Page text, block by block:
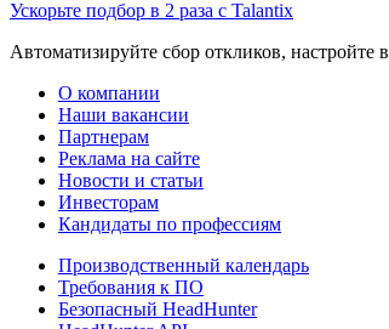
Ускорьте подбор в 2 раза с Talantix
Автоматизируйте сбор откликов, настройте
О компании
Наши вакансии
Партнерам
Реклама на сайте
Новости и статьи
Инвесторам
Кандидаты по профессиям
Производственный календарь
Требования к ПО
Безопасный HeadHunter